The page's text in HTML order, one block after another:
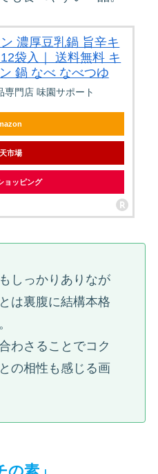
濃厚豆乳鍋 旨辛キ
袋入｜ 送料無料 キ
鍋 なべ なべつゆ
専門店 味園サポート
市場
ョッピング
しっかりありなが
は裏腹に結構本格
わさることでコク
の相性も感じる画